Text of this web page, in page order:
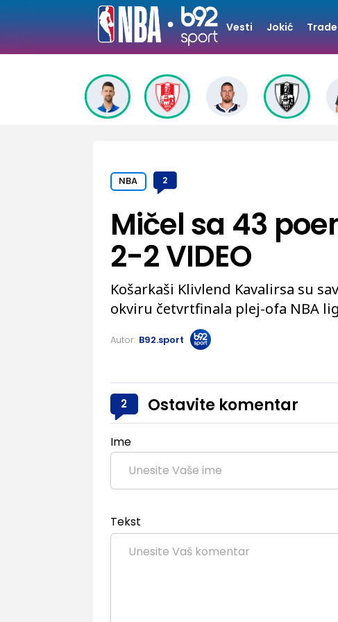
Vesti Jokić Trade
NBA 2
Mičel sa 43
2-2 VIDEO
Košarkaši Klivlend Kavalirsa su
okviru četvrtfinala plej-ofa NBA
Autor: B92.sport
2 Ostavite komentar
Ime
Tekst